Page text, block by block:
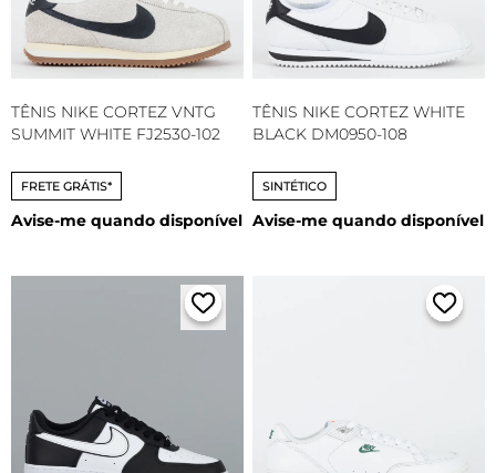
TÊNIS NIKE CORTEZ VNTG
SUMMIT WHITE FJ2530-102
FRETE GRÁTIS*
Avise-me quando disponível
TÊNIS NIKE CORTEZ WHITE
BLACK DM0950-108
SINTÉTICO
Avise-me quando disponível